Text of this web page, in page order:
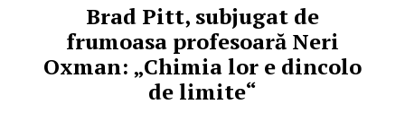
Brad Pitt, subjugat de
frumoasa profesoară Neri
Oxman: „Chimia lor e dincolo
de limite“